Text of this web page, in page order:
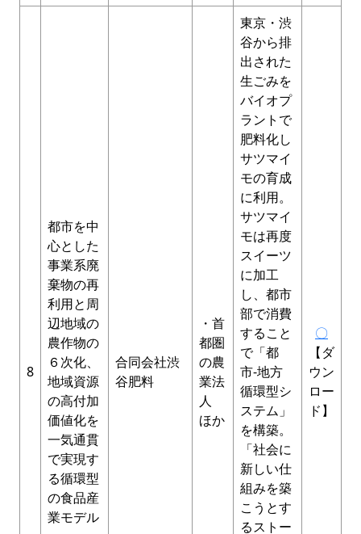
8
都市を中
心とした
事業系廃
棄物の再
利用と周
辺地域の
農作物の
６次化、
地域資源
の高付加
価値化を
一気通貫
で実現す
る循環型
の食品産
業モデル
合同会社渋
谷肥料
・首
都圏
の農
業法
人
ほか
東京・渋
谷から排
出された
生ごみを
バイオプ
ラントで
肥料化し
サツマイ
モの育成
に利用。
サツマイ
モは再度
スイーツ
に加工
し、都市
部で消費
すること
で「都
市-地方
循環型シ
ステム」
を構築。
「社会に
新しい仕
組みを築
こうとす
るストー
〇
【ダ
ウン
ロー
ド】